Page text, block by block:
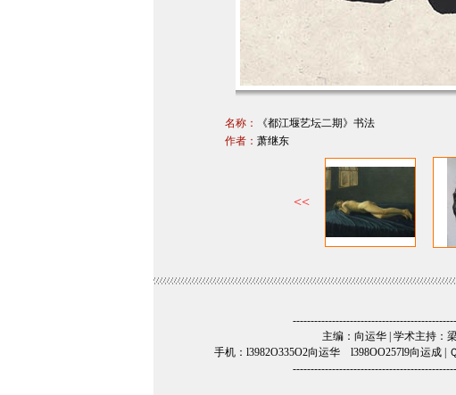
名称：
《都江堰艺坛二期》书法
作者： 萧继东
主编：向运华 | 学术主持：
手机：l3982O335O2向运华 l398OO257l9向运成 |